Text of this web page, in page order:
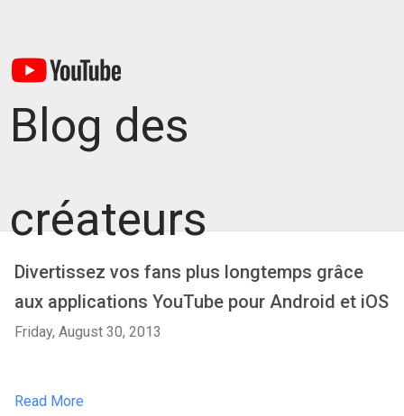
Blog des
créateurs
Divertissez vos fans plus longtemps grâce
aux applications YouTube pour Android et iOS
Friday, August 30, 2013
Read More